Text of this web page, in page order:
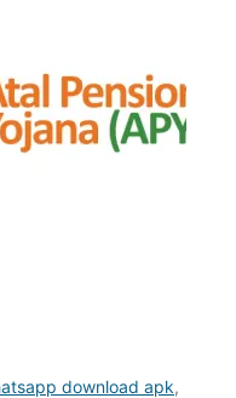
download apk,